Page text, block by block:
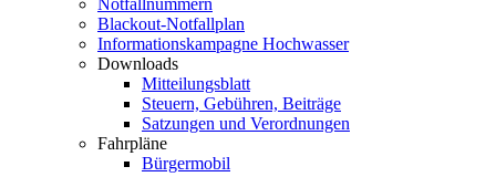
Notfallnummern
Blackout-Notfallplan
Informationskampagne Hochwasser
Downloads
Mitteilungsblatt
Steuern, Gebühren, Beiträge
Satzungen und Verordnungen
Fahrpläne
Bürgermobil